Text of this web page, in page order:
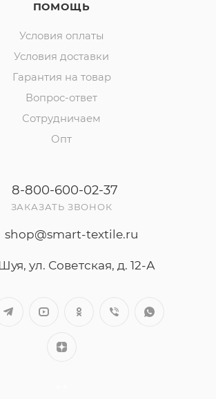
ПОМОЩЬ
Условия оплаты
Условия доставки
Гарантия на товар
Вопрос-ответ
Сотрудничаем
Опт
8-800-600-02-37
ЗАКАЗАТЬ ЗВОНОК
shop@smart-textile.ru
ул. Советская, д. 12-А